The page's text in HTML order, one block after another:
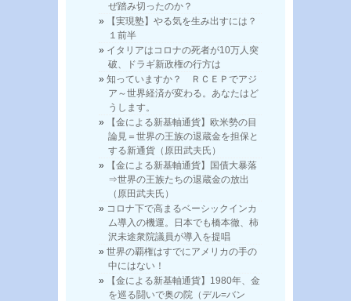
ぜ踏み切ったのか？
【実現塾】やる気を生み出すには？
１前半
イタリアはコロナの死者が10万人突
破、ドラギ新政権の行方は
知っていますか？ ＲＣＥＰでアジ
ア～世界経済が変わる。あなたはど
うします。
【金による新基軸通貨】欧米勢の目
論見＝世界の王族の退蔵金を担保と
する新通貨（原田武夫氏）
【金による新基軸通貨】国債大暴落
⇒世界の王族たちの退蔵金の放出
（原田武夫氏）
コロナ下で高まるベーシックインカ
ム導入の機運。日本でも橋本徹、柿
沢未途衆院議員が導入を提唱
世界の覇権はすでにアメリカの手の
中にはない！
【金による新基軸通貨】1980年、金
を巡る闘いで奥の院（デル=バン